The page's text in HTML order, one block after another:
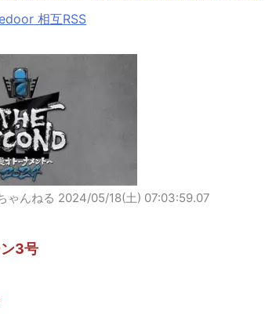
相互RSS
ゃんねる 2024/05/18(土) 07:03:59.07
3号